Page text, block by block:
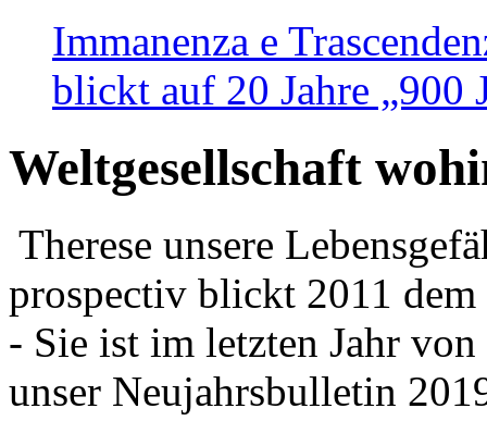
Immanenza e
blickt auf 20 Jahre „900
Weltgesellschaft
Therese unsere
prospectiv blickt 2011
- Sie ist im letzten Jahr
unser Neujahrsbulletin